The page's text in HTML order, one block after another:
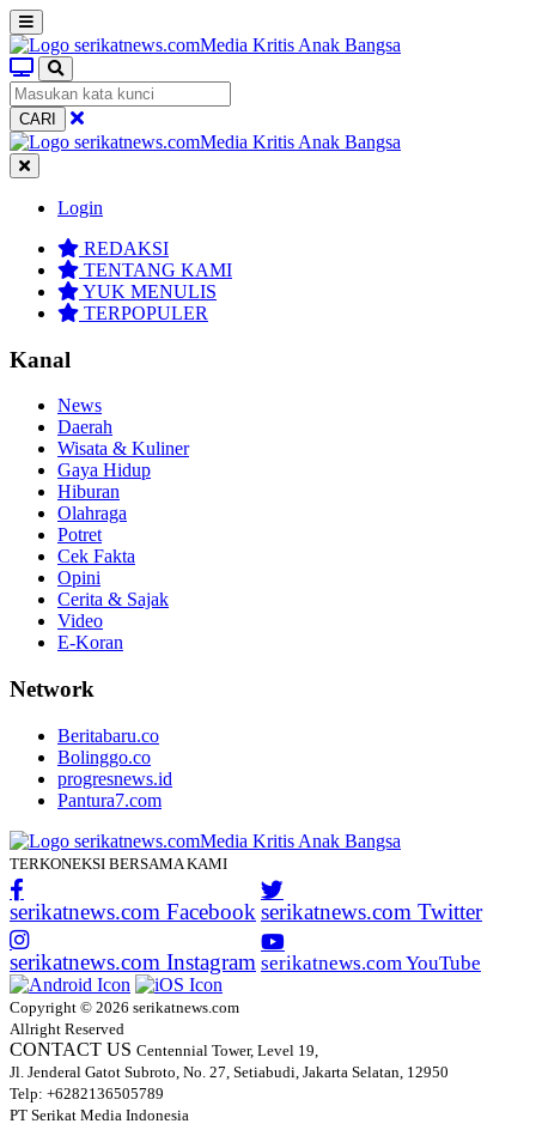
CARI
Login
REDAKSI
TENTANG KAMI
YUK MENULIS
TERPOPULER
Kanal
News
Daerah
Wisata & Kuliner
Gaya Hidup
Hiburan
Olahraga
Potret
Cek Fakta
Opini
Cerita & Sajak
Video
E-Koran
Network
Beritabaru.co
Bolinggo.co
progresnews.id
Pantura7.com
TERKONEKSI BERSAMA KAMI
serikatnews.com Facebook serikatnews.com Twitter
serikatnews.com Instagram serikatnews.com YouTube
Copyright © 2026 serikatnews.com
Allright Reserved
CONTACT US Centennial Tower, Level 19,
Jl. Jenderal Gatot Subroto, No. 27, Setiabudi, Jakarta Selatan, 12950
Telp: +6282136505789
PT Serikat Media Indonesia